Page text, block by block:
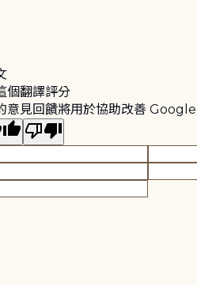
個翻譯評分
意見回饋將用於協助改善